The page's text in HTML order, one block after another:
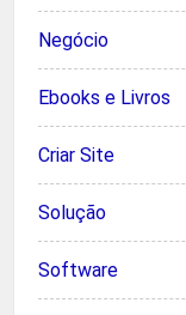
Negócio
Ebooks e Livros
Criar Site
Solução
Software